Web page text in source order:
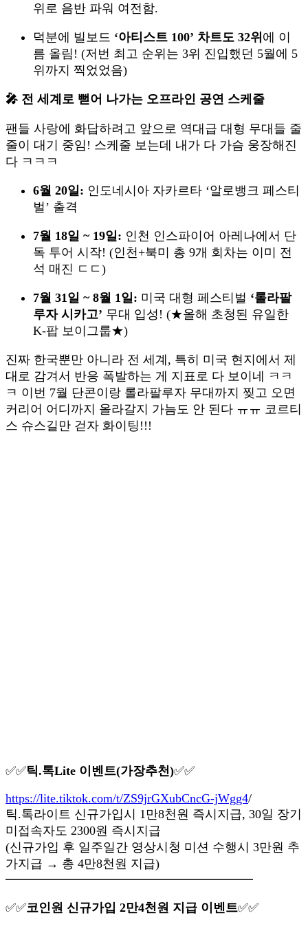
위로 음반 파워 여전함.
덕분에 빌보드 ‘아티스트 100’ 차트도 32위 에 이
름 올림! (저번 최고 순위는 3위 진입했던 5월에 5
위까지 찍었었음)
🎤 전 세계로 뻗어 나가는 오프라인 공연 스케줄
팬들 사랑에 화답하려고 앞으로 역대급 대형 무대들 줄
줄이 대기 중임! 스케줄 보는데 내가 다 가슴 웅장해진
다 ㅋㅋㅋ
6월 20일: 인도네시아 자카르타 ‘알로뱅크 페스티
벌’ 출격
7월 18일 ~ 19일: 인천 인스파이어 아레나에서 단
독 투어 시작! (인천+북미 총 9개 회차는 이미 전
석 매진 ㄷㄷ)
7월 31일 ~ 8월 1일: 미국 대형 페스티벌 ‘롤라팔
루자 시카고’ 무대 입성! (★올해 초청된 유일한
K-팝 보이그룹★)
진짜 한국뿐만 아니라 전 세계, 특히 미국 현지에서 제
대로 감겨서 반응 폭발하는 게 지표로 다 보이네 ㅋㅋ
ㅋ 이번 7월 단콘이랑 롤라팔루자 무대까지 찢고 오면
커리어 어디까지 올라갈지 가늠도 안 된다 ㅠㅠ 코르티
스 슈스길만 걷자 화이팅!!!
✅✅틱.톡Lite 이벤트(가장추천)✅✅
https://lite.tiktok.com/t/ZS9jrGXubCncG-jWgg4/
틱.톡라이트 신규가입시 1만8천원 즉시지급, 30일 장기
미접속자도 2300원 즉시지급
(신규가입 후 일주일간 영상시청 미션 수행시 3만원 추
가지급 → 총 4만8천원 지급)
━━━━━━━━━━━━━━━━━━━━
✅✅코인원 신규가입 2만4천원 지급 이벤트✅✅